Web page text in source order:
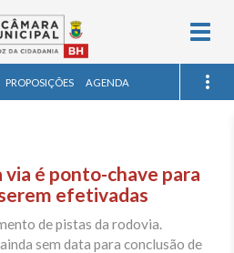
PROPOSIÇÕES AGENDA
é ponto-chave para
efetivadas
de pistas da rodovia.
sem data para conclusão de